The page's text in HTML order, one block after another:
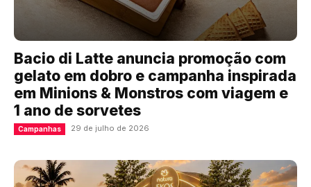
Bacio di Latte anuncia promoção com
gelato em dobro e campanha inspirada
em Minions & Monstros com viagem e
1 ano de sorvetes
Campanhas 29 de julho de 2026